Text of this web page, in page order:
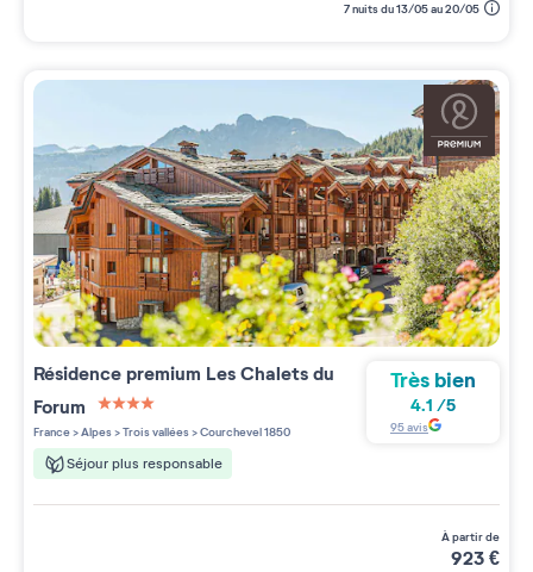
7 nuits du 13/05 au 20/05
Résidence premium Les Chalets du
Forum
4 étoiles sur 5
France>Alpes>Trois vallées>Courchevel 1850
Séjour plus responsable
Très bien
4.1 /5
95avis
à partir de
923€